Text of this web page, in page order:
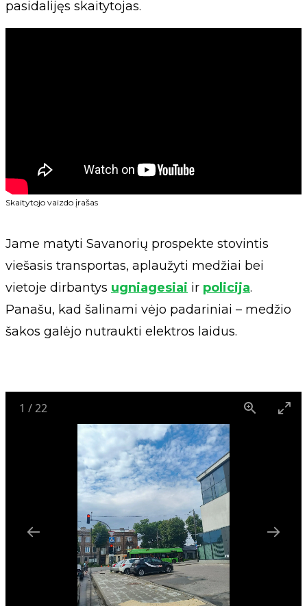
pasidalijęs skaitytojas.
Skaitytojo vaizdo įrašas
Jame matyti Savanorių prospekte stovintis
viešasis transportas, aplaužyti medžiai bei
vietoje dirbantys ugniagesiai ir policija.
Panašu, kad šalinami vėjo padariniai – medžio
šakos galėjo nutraukti elektros laidus.
1 /22